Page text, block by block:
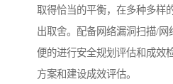
取得恰当的平衡，在多种多样
出取舍。配备网络漏洞扫描/
便的进行安全规划评估和成效
方案和建设成效评估。